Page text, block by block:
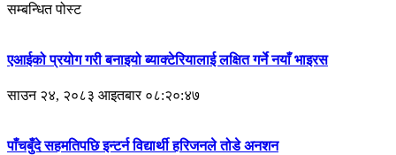
सम्बन्धित पोस्ट
एआईको प्रयोग गरी बनाइयो ब्याक्टेरियालाई लक्षित गर्ने नयाँ भाइरस
साउन २४, २०८३ आइतबार ०८:२०:४७
पाँचबुँदे सहमतिपछि इन्टर्न विद्यार्थी हरिजनले तोडे अनशन